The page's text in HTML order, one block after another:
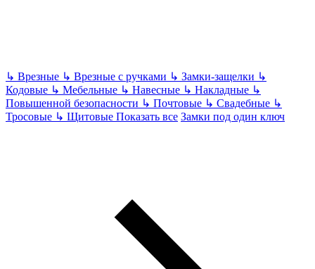
↳ Врезные ↳ Врезные с ручками ↳ Замки-защелки ↳
Кодовые ↳ Мебельные ↳ Навесные ↳ Накладные ↳
Повышенной безопасности ↳ Почтовые ↳ Свадебные ↳
Тросовые ↳ Щитовые Показать все Замки под один ключ